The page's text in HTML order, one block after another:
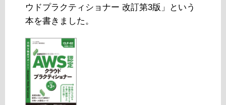
ウドプラクティショナー 改訂第3版」という
本を書きました。